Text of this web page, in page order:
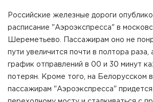
Российские железные дороги
расписание "Аэроэкспресса" в
Шереметьево. Пассажирам оно не
пути увеличится почти в полтора раза,
график отправлений в 00 и 30 минут
потерян. Кроме того, на Белорусском
пассажирам "Аэроэкспресса" придется